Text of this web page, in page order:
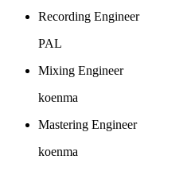
Recording Engineer
PAL
Mixing Engineer
koenma
Mastering Engineer
koenma